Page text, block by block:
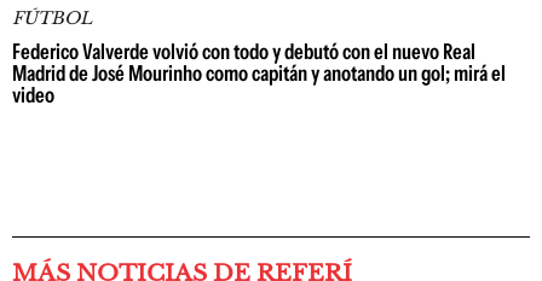
FÚTBOL
Federico Valverde volvió con todo y debutó con el nuevo Real
Madrid de José Mourinho como capitán y anotando un gol; mirá el
video
MÁS NOTICIAS DE REFERÍ